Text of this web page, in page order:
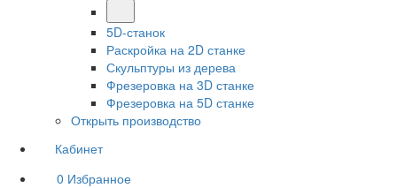
5D-станок
Раскройка на 2D станке
Скульптуры из дерева
Фрезеровка на 3D станке
Фрезеровка на 5D станке
Открыть производство
Кабинет
0 Избранное